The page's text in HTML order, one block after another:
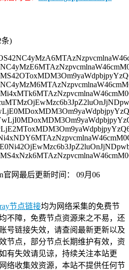
条)
官网最后更新时间： 09月06
节点链接均为网络采集的免费节
不障，免费节点资源来之不易，还
号链接失效，请查阅最新更新以及
节点，部分节点长期维护有效，资
有失效请见谅，持续关注本站更
络收集效资源，本站不提供任何节